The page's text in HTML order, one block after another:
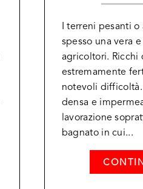
I terreni pesanti
spesso una vera
agricoltori. Ricchi
estremamente
notevoli
densa e
lavorazione
bagnato in cui...